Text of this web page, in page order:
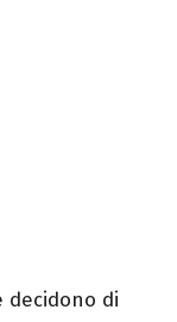
decidono di